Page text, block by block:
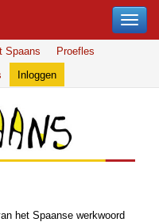
Spaans
Proefles
Inloggen
het Spaanse werkwoord